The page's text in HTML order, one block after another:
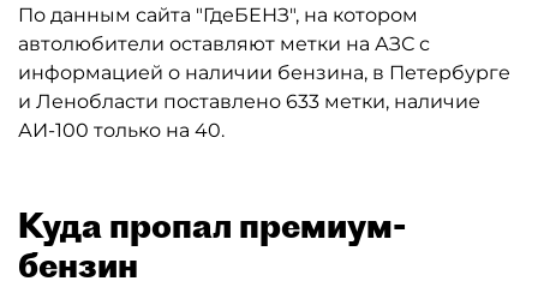
По данным сайта "ГдеБЕНЗ", на котором
автолюбители оставляют метки на АЗС с
информацией о наличии бензина, в Петербурге
и Ленобласти поставлено 633 метки, наличие
АИ-100 только на 40.
Куда пропал премиум-
бензин